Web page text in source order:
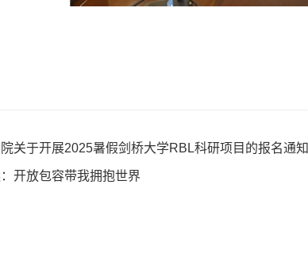
关于开展2025暑假剑桥大学RBL科研项目的报名通知
开放包容带我拥抱世界